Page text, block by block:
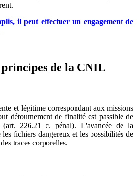
il peut effectuer un engagement de
de la CNIL
et légitime correspondant aux missions
détournement de finalité est passible de
(art. 226.21 c. pénal). L'avancée de la
fichiers dangereux et les possibilités de
traces corporelles.